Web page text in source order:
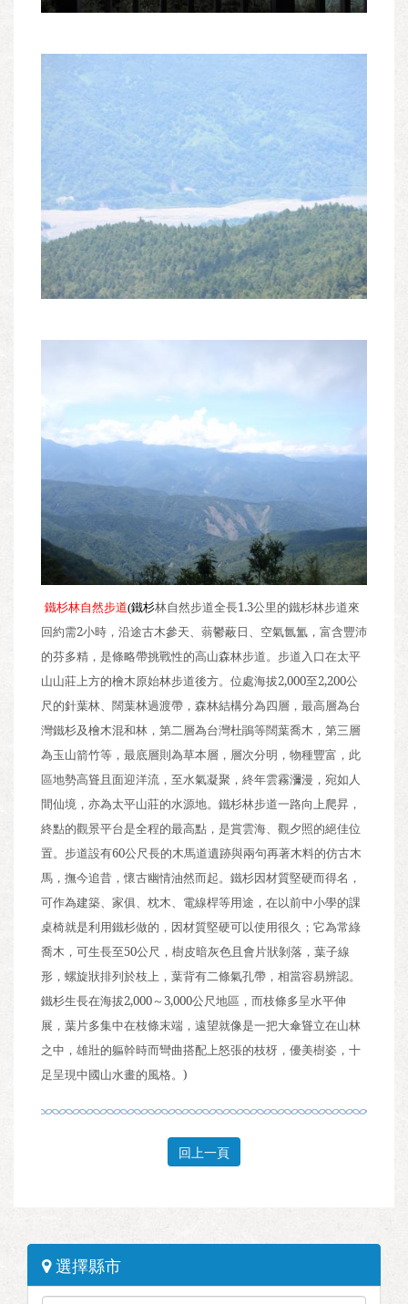
鐵杉林自然步道(鐵杉林自然步道全長1.3公里的鐵杉林步道來
回約需2小時，沿途古木參天、蓊鬱蔽日、空氣氤氳，富含豐沛
的芬多精，是條略帶挑戰性的高山森林步道。步道入口在太平
山山莊上方的檜木原始林步道後方。 位處海拔2,000至2,200公
尺的針葉林、闊葉林過渡帶，森林結構分為四層，最高層為台
灣鐵杉及檜木混和林，第二層為台灣杜鵑等闊葉喬木，第三層
為玉山箭竹等，最底層則為草本層，層次分明，物種豐富，此
區地勢高聳且面迎洋流，至水氣凝聚，終年雲霧瀰漫，宛如人
間仙境，亦為太平山莊的水源地。 鐵杉林步道一路向上爬昇，
終點的觀景平台是全程的最高點，是賞雲海、觀夕照的絕佳位
置。步道設有60公尺長的木馬道遺跡與兩句再著木料的仿古木
馬，撫今追昔，懷古幽情油然而起。鐵杉因材質堅硬而得名，
可作為建築、家俱、枕木、電線桿等用途，在以前中小學的課
桌椅就是利用鐵杉做的，因材質堅硬可以使用很久；它為常綠
喬木，可生長至50公尺，樹皮暗灰色且會片狀剝落，葉子線
形，螺旋狀排列於枝上，葉背有二條氣孔帶，相當容易辨認。
鐵杉生長在海拔2,000～3,000公尺地區，而枝條多呈水平伸
展，葉片多集中在枝條末端，遠望就像是一把大傘聳立在山林
之中，雄壯的軀幹時而彎曲搭配上怒張的枝枒，優美樹姿，十
足呈現中國山水畫的風格。 )
回上一頁
選擇縣市